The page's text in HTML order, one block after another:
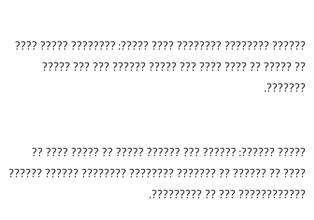
?????? ???????? ???????? ???? ?????: ???????? ????? ????
?? ????? ?? ???? ???? ??? ????? ?????? ??? ??? ?????
???????.
????? ??????: ?????? ??? ?????? ????? ?? ????? ???? ??
???? ?? ?????? ?? ??????? ???????? ???????? ?????? ??????
???????????? ??? ?? ?????????.